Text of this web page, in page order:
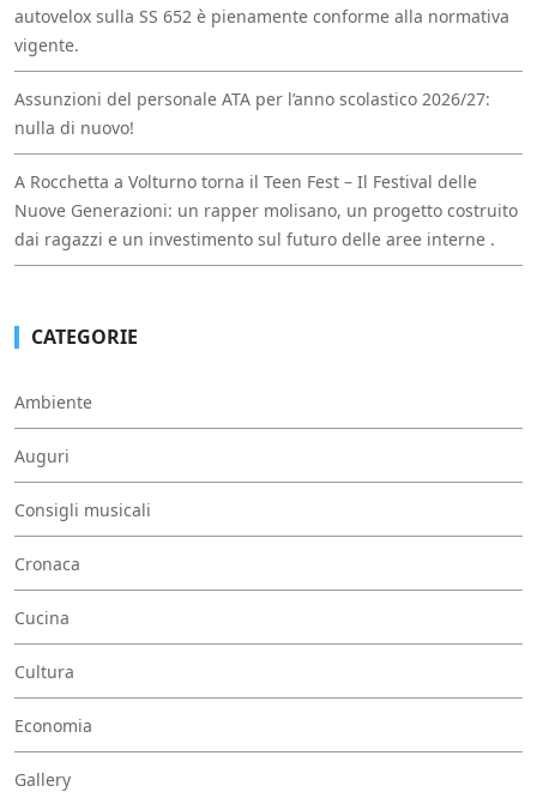
autovelox sulla SS 652 è pienamente conforme alla normativa
vigente.
Assunzioni del personale ATA per l’anno scolastico 2026/27:
nulla di nuovo!
A Rocchetta a Volturno torna il Teen Fest – Il Festival delle
Nuove Generazioni: un rapper molisano, un progetto costruito
dai ragazzi e un investimento sul futuro delle aree interne .
CATEGORIE
Ambiente
Auguri
Consigli musicali
Cronaca
Cucina
Cultura
Economia
Gallery